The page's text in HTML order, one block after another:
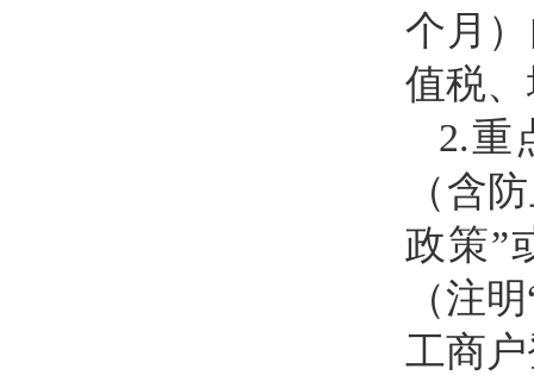
个月
值税
2.重
（含
政策”
（注
工商